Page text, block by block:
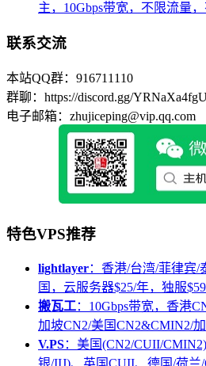
主，10Gbps带宽，不限流量
联系交流
本站QQ群：916711110
群聊：https://discord.gg/
电子邮箱：zhujiceping@vip.qq.com
特色VPS推荐
lightlayer：香港/台湾/菲律宾/
国，云服务器$25/年，独服
搬瓦工：10Gbps带宽，香港
加坡CN2/美国CN2&CMIN2/
V.PS：美国(CN2/CUII/